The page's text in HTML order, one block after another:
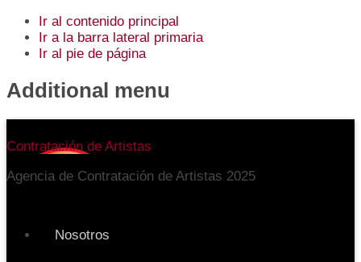
Ir al contenido principal
Ir a la barra lateral primaria
Ir al pie de página
Additional menu
Contratación de Artistas
Agencia de Contratación de Artistas 2025
Nosotros